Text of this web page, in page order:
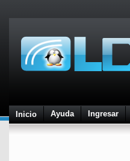
Inicio Ayuda Ingresar